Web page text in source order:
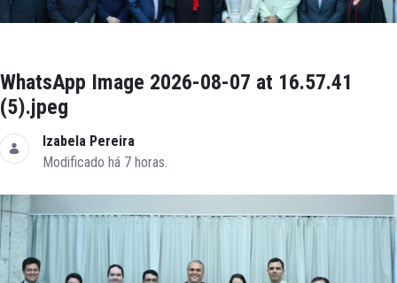
WhatsApp Image 2026-08-07 at 16.57.41
(5).jpeg
Izabela Pereira
Modificado há 7 horas.